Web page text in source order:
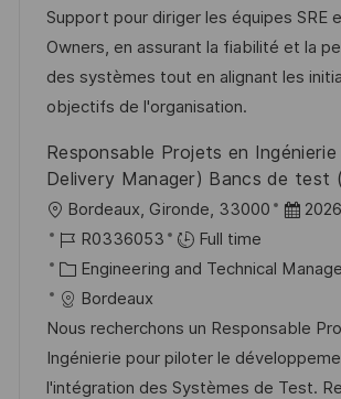
i
o
n
e
d
D
a
e
d
e
g
o
r
Support pour diriger les équipes SRE
Owners, en assurant la fiabilité et la
des systèmes tout en alignant les
objectifs de l'organisation.
Responsable Projets en Ingénierie
Delivery Manager) Bancs de test
L
o
c
a
t
i
o
Bordeaux, Gironde, 33000
P
s
e
d
D
J
o
b
I
d
R0336053
Full time
C
a
t
e
g
Engineering and Technical
Bordeaux
Nous recherchons un Responsable
Ingénierie pour piloter le
l'intégration des Systèmes de Test.